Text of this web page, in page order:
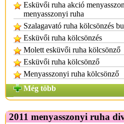
Esküvői ruha akció
menyasszonyi ruha
Szalagavató ruha kölcsönzés
Esküvői ruha kölcsönzés
Molett esküvői ruha kölcsönző
Esküvői ruha kölcsönző
Menyasszonyi ruha kölcsönző
Még több
2011 menyasszonyi ruha